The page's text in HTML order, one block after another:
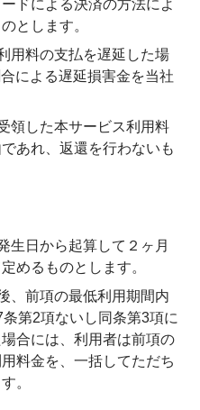
ドによる決済の方法によ
とします。
用料の支払を遅延した場
による遅延損害金を当社
領した本サービス利用料
あれ、返還を行わないも
生日から起算して２ヶ月
めるものとします。
、前項の最低利用期間内
第2項ないし同条第3項に
合には、利用者は前項の
料金を、一括してただち
。